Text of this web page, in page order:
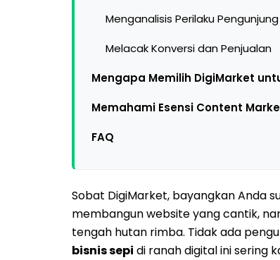
Menganalisis Perilaku Pengunjung
Melacak Konversi dan Penjualan
Mengapa Memilih DigiMarket
Memahami Esensi Content
FAQ
Sobat DigiMarket, bayangkan Anda
membangun website yang cantik,
tengah hutan rimba. Tidak ada
bisnis sepi di ranah digital ini sering